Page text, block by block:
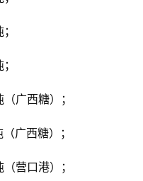
广西糖）；
广西糖）；
营口港）；